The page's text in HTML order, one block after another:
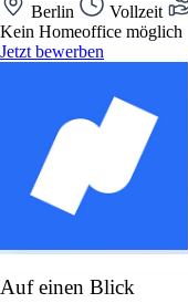
Berlin Vollzeit
Kein Homeoffice möglich
Jetzt bewerben
Auf einen Blick